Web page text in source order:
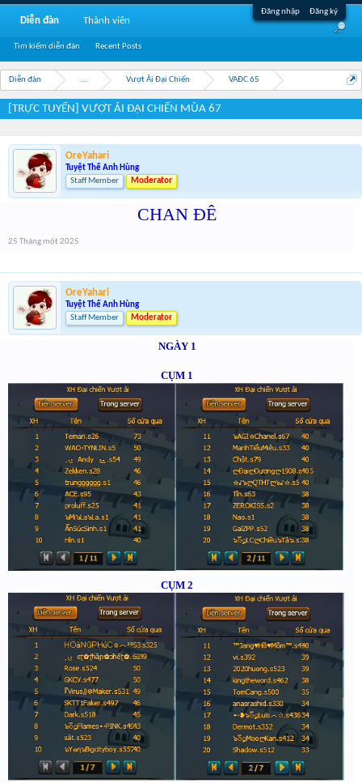
Đăng nhập Đăng ký
Diễn đàn ... Vượt Ải Đại Chiến VAĐC 65
[TRỰC TUYẾN] VƯỢT ẢI ĐẠI CHIẾN MÙA 67
OreYahari
Tuyệt Thế Anh Hùng
Staff Member
Moderator
CHAN ĐÊ
25 Tháng một 2025
OreYahari
Tuyệt Thế Anh Hùng
Staff Member
Moderator
NGÀY 1
CỤM 1
CỤM 2
Diễn đàn
Tìm kiếm diễn đàn Recent Posts
Thành viên